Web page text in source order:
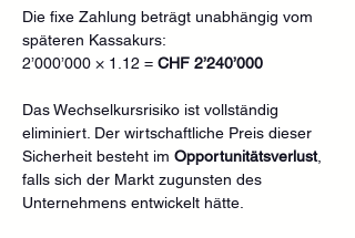
Die fixe Zahlung beträgt unabhängig vom
späteren Kassakurs:
2’000’000 × 1.12 = CHF 2’240’000
Das Wechselkursrisiko ist vollständig
eliminiert. Der wirtschaftliche Preis dieser
Sicherheit besteht im Opportunitätsverlust,
falls sich der Markt zugunsten des
Unternehmens entwickelt hätte.